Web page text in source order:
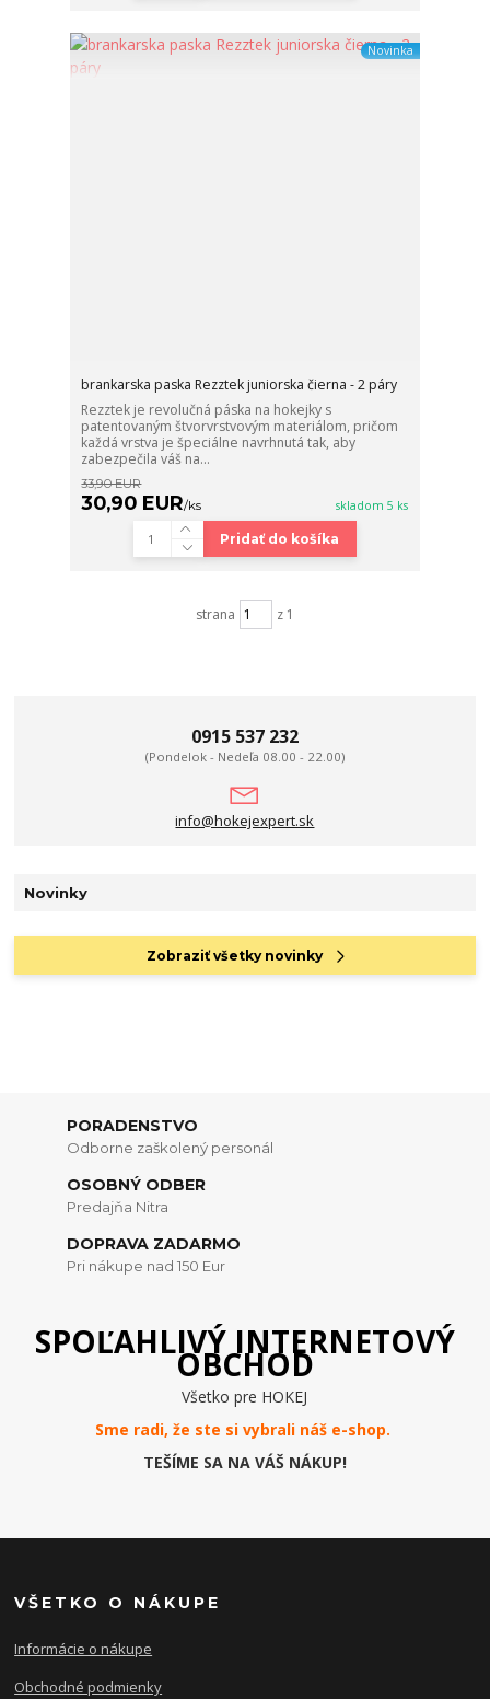
Novinka
brankarska paska Rezztek juniorska čierna - 2 páry
Rezztek je revolučná páska na hokejky s
patentovaným štvorvrstvovým materiálom, pričom
každá vrstva je špeciálne navrhnutá tak, aby
zabezpečila váš na...
33,90 EUR
30,90 EUR/ks skladom 5 ks
Pridať do košíka
strana z 1
0915 537 232
(Pondelok - Nedeľa 08.00 - 22.00)
info@hokejexpert.sk
Novinky
Zobraziť všetky novinky
PORADENSTVO
Odborne zaškolený personál
OSOBNÝ ODBER
Predajňa Nitra
DOPRAVA ZADARMO
Pri nákupe nad 150 Eur
SPOĽAHLIVÝ INTERNETOVÝ
OBCHOD
Všetko pre HOKEJ
Sme radi, že ste si vybrali náš e-shop.
TEŠÍME SA NA VÁŠ NÁKUP!
VŠETKO O NÁKUPE
Informácie o nákupe
Obchodné podmienky